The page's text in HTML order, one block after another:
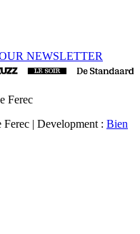
NEWSLETTER
Ferec
| Development : Bien